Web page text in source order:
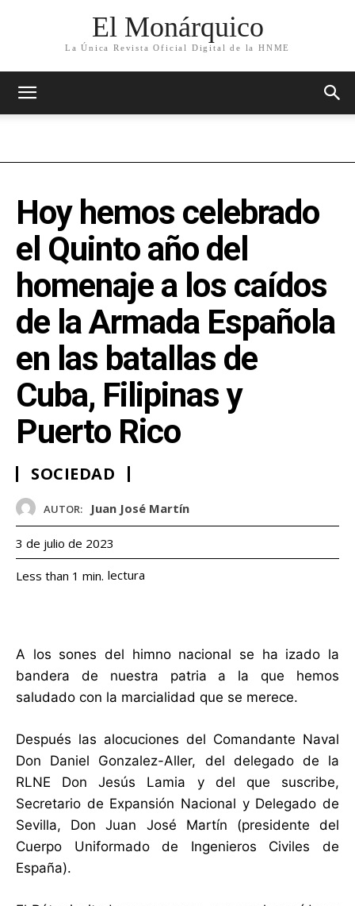
El Monárquico
La Única Revista Oficial Digital de la HNME
Hoy hemos celebrado
el Quinto año del
homenaje a los caídos
de la Armada Española
en las batallas de
Cuba, Filipinas y
Puerto Rico
SOCIEDAD
AUTOR: Juan José Martín
3 de julio de 2023
Less than 1 min. lectura
A los sones del himno nacional se ha izado la
bandera de nuestra patria a la que hemos
saludado con la marcialidad que se merece.
Después las alocuciones del Comandante Naval
Don Daniel Gonzalez-Aller, del delegado de la
RLNE Don Jesús Lamia y del que suscribe,
Secretario de Expansión Nacional y Delegado de
Sevilla, Don Juan José Martín (presidente del
Cuerpo Uniformado de Ingenieros Civiles de
España).